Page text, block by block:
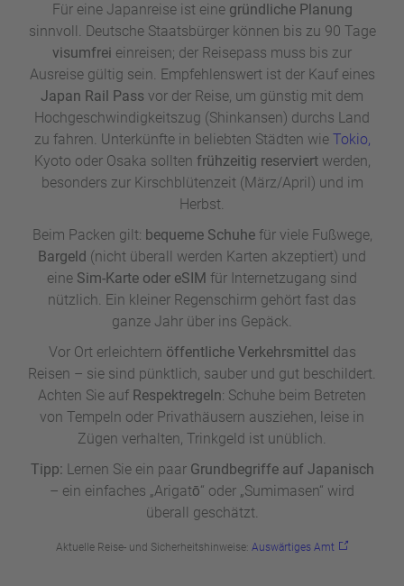
Besuch ist eine Reise in die Fantasie und bietet gleichzeitig
interessante Einblicke in die künstlerische Seite Japans.
AuchGaming-Fanskommen in Japan voll auf ihre Kosten.
InTokio und Osakagibt es Erlebniswelten, die sich
bekannten Spielefirmen widmen. DerNintendo-Store in
Shibuyabietet die Möglichkeit, exklusive Produkte zu
kaufen und Klassiker wie Super Mario oder Zelda zu
spielen. Außerdem lohnt sich für Fans ein Abstecher nach
Universal Studios Japan
Besucher in die Welten ihrer Lieblingsspiele eintauchen,
Mario Kart in einer virtuellen Realität erleben und die
Kulissen von Spielen wie Mario und Donkey Kong
erkunden.
Events und kleinere, oft versteckte Läden dazu ein, die
Subkultur Japans zu erleben. In Stadtteilen wie Nakano,
dem „kleinen Bruder“ von Akihabara, finden sich seltene
Sammlerstücke und Figuren, die für Fans eine besondere
Attraktion darstellen.
Ob beim Stöbern durch die Manga-Regale, in Retro-
Arcades, oder im Nintendo-Themenpark – die Welt von
Manga und Gaming ist in Japan ein Erlebnis, das auch
Reisenden, die keine eingefleischten Fans sind, die
Für eine Japanreise ist eine gründliche Planung
sinnvoll. Deutsche Staatsbürger können bis zu 90 Tage
visumfrei einreisen; der Reisepass muss bis zur
Ausreise gültig sein. Empfehlenswert ist der Kauf eines
Japan Rail Pass vor der Reise, um günstig mit dem
Hochgeschwindigkeitszug (Shinkansen) durchs Land
zu fahren. Unterkünfte in beliebten Städten wie Tokio,
Kyoto oder Osaka sollten frühzeitig reserviertwerden,
besonders zur Kirschblütenzeit (März/April) und im
Herbst.
Beim Packen gilt: bequeme Schuhefür viele Fußwege,
Bargeld (nicht überall werden Karten akzeptiert) und
eine Sim-Karte oder eSIM für Internetzugang sind
nützlich. Ein kleiner Regenschirm gehört fast das
ganze Jahr über ins Gepäck.
Vor Ort erleichtern öffentliche Verkehrsmittel das
Reisen – sie sind pünktlich, sauber und gut beschildert.
Achten Sie auf Respektregeln: Schuhe beim Betreten
von Tempeln oder Privathäusern ausziehen, leise in
Zügen verhalten, Trinkgeld ist unüblich.
Tipp: Lernen Sie ein paar Grundbegriffe auf Japanisch
– ein einfaches „Arigatō“ oder „Sumimasen“ wird
überall geschätzt.
Aktuelle Reise- und Sicherheitshinweise: Auswärtiges Amt